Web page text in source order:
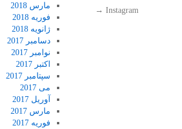
Instagram
→
مارس 2018
فوریه 2018
ژانویه 2018
دسامبر 2017
نوامبر 2017
اکتبر 2017
سپتامبر 2017
می 2017
آوریل 2017
مارس 2017
فوریه 2017